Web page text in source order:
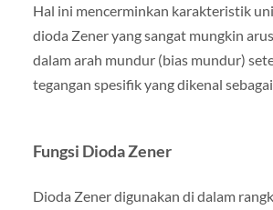
Hal ini mencerminkan karakteristik
dioda Zener yang sangat mungkin
dalam arah mundur (bias mundur)
tegangan spesifik yang dikenal
Fungsi Dioda Zener
Dioda Zener digunakan di dalam